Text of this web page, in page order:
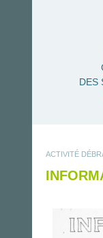
DES
ACTIVITÉ